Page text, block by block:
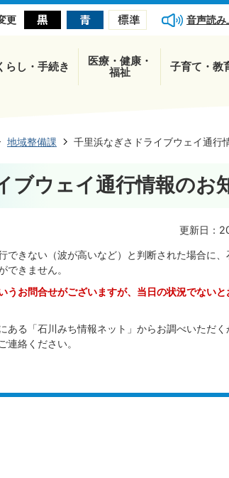
更 音声読み
らし・手続き
医療・健康・
福祉
子育て・教
地域整備課 千里浜なぎさドライブウェイ通行
ブウェイ通行情報のお
更新日：
できない（波が高いなど）と判断された場合に、
できません。
うお問合せがございますが、当日の状況でないと
ある「石川みち情報ネット」からお調べいただ
連絡ください。